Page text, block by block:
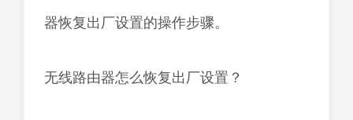
器恢复出厂设置的操作步骤。
无线路由器怎么恢复出厂设置？